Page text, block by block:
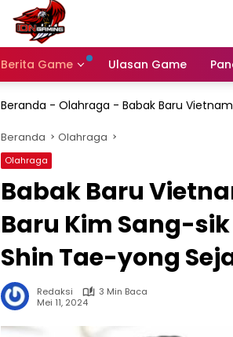
Berita Game Ulasan Game
Beranda - Olahraga - Babak Baru
Beranda Olahraga
Olahraga
Babak Baru
Baru Kim Sang-
Shin Tae-yong
Redaksi
3 Min Baca
Mei 11, 2024